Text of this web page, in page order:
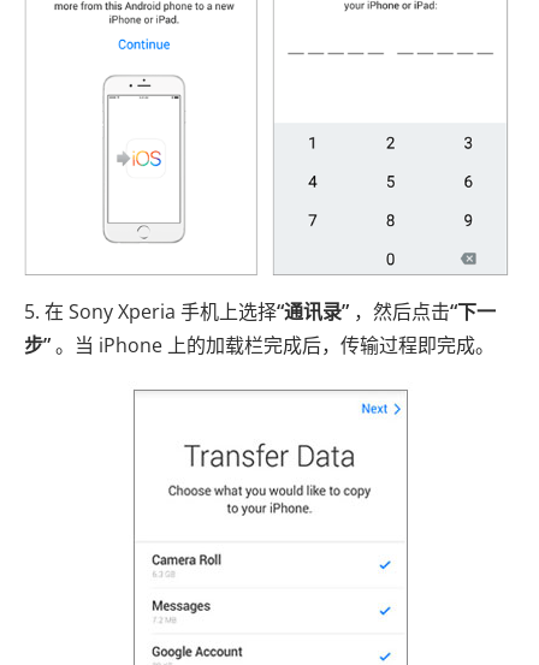
5. 在 Sony Xperia 手机上选择“通讯录” ，然后点击“下一
步”。当 iPhone 上的加载栏完成后，传输过程即完成。